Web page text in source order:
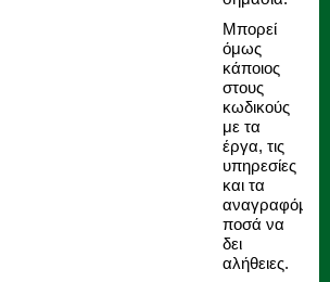
Μπορεί
όμως
κάποιος
στους
κωδικούς
με τα
έργα, τις
υπηρεσίες
και τα
ποσά να
δει
αλήθειες.